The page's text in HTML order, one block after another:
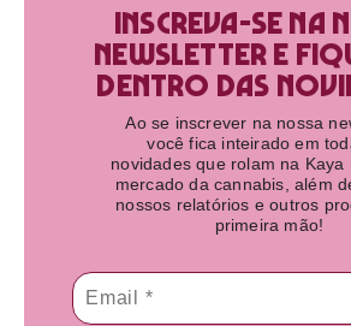
Inscreva-se na
newsletter e
dentro das
Ao se inscrever na nossa
você fica inteirado em
novidades que rolam na Kaya
mercado da cannabis, além
nossos relatórios e outros
primeira mão!